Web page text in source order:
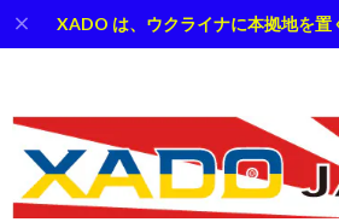
XADO は、ウクライナに本拠地を置